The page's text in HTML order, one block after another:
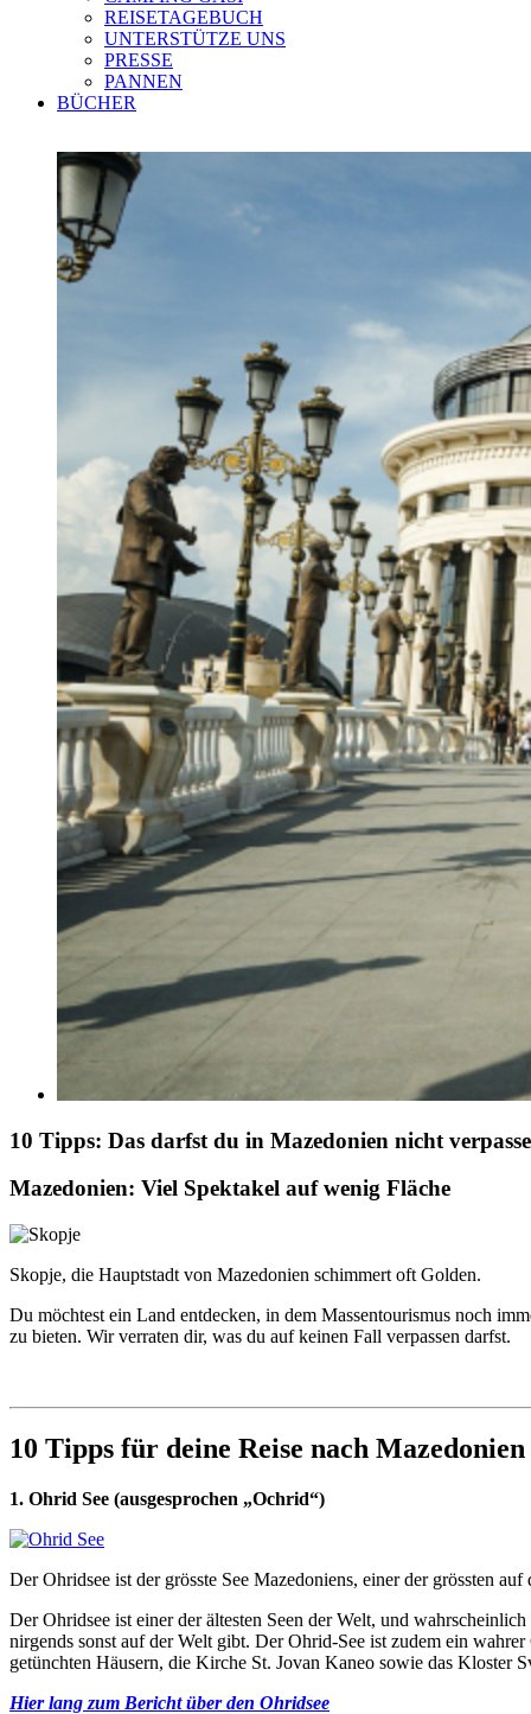
REISETAGEBUCH
UNTERSTÜTZE UNS
PRESSE
PANNEN
BÜCHER
Zeige
grösseres
Bild
10 Tipps: Das darfst du in Mazedonien nicht
Mazedonien: Viel Spektakel auf wenig Fläche
Skopje, die Hauptstadt von Mazedonien schimmert oft Golden.
Du möchtest ein Land entdecken, in dem Massentourismus noch
zu bieten. Wir verraten dir, was du auf keinen Fall verpassen darfst.
10 Tipps für deine Reise nach Mazedonien
1. Ohrid See (ausgesprochen „Ochrid“)
Der Ohridsee ist der grösste See Mazedoniens, einer der grössten
Der Ohridsee ist einer der ältesten Seen der Welt, und
nirgends sonst auf der Welt gibt. Der Ohrid-See ist zudem ein
getünchten Häusern, die Kirche St. Jovan Kaneo sowie das Kloster
Hier lang zum Bericht über den Ohridsee